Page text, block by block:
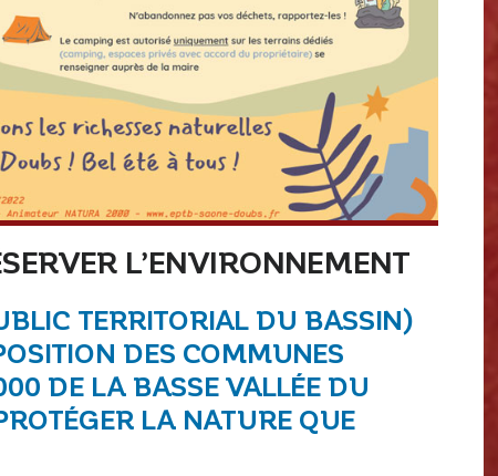
L’ENVIRONNEMENT
TERRITORIAL DU BASSIN)
DES COMMUNES
DE LA BASSE VALLÉE DU
LA NATURE QUE